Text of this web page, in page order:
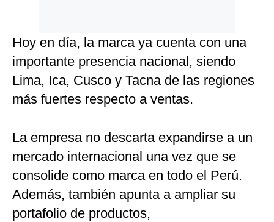
Hoy en día, la marca ya cuenta con una
importante presencia nacional, siendo
Lima, Ica, Cusco y Tacna de las regiones
más fuertes respecto a ventas.
La empresa no descarta expandirse a un
mercado internacional una vez que se
consolide como marca en todo el Perú.
Además, también apunta a ampliar su
portafolio de productos,